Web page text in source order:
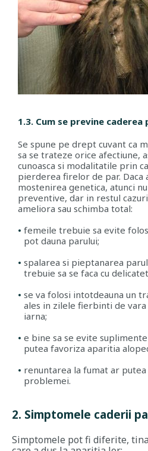
1.3. Cum se previne caderea
Se spune pe drept cuvant ca
sa se trateze orice afectiune,
cunoasca si modalitatile prin
pierderea firelor de par. Daca
mostenirea genetica, atunci
preventive, dar in restul
ameliora sau schimba total:
femeile trebuie sa evite
pot dauna parului;
spalarea si pieptanarea
trebuie sa se faca cu
se va folosi intotdeauna un
ales in zilele fierbinti de vara
iarna;
e bine sa se evite
putea favoriza aparitia
renuntarea la fumat ar
problemei.
2. Simptomele caderii
Simptomele pot fi diferite,